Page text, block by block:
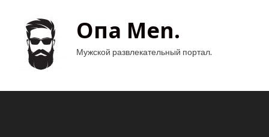
Опа Men.
Мужской развлекательный портал.